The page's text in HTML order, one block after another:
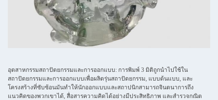
อุตสาหกรรมสถาปัตยกรรมและการออกแบบ: การพิมพ์ 3 มิติถูกนําไปใช้ใน
สถาปัตยกรรมและการออกแบบเพื่อผลิตรุ่นสถาปัตยกรรม, แบบต้นแบบ, และ
โครงสร้างที่ซับซ้อนมันทําให้นักออกแบบและสถาปนิกสามารถจินตนาการถึง
แนวคิดของพวกเขาได้, สื่อสารความคิดได้อย่างมีประสิทธิภาพ และสํารวจกณิต